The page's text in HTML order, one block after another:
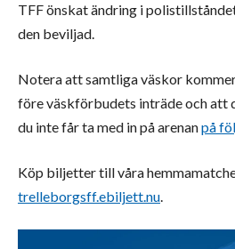
TFF önskat ändring i
den beviljad.
Notera att samtliga väskor
före väskförbudets inträde och att
du inte får ta med in på arenanpå
Köp biljetter till våra
trelleborgsff.ebiljett.nu.